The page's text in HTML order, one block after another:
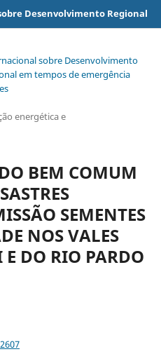
Desenvolvimento Regional
sobre Desenvolvimento
em tempos de emergência
energética e
BEM COMUM
SEMENTES
NOS VALES
DO RIO PARDO